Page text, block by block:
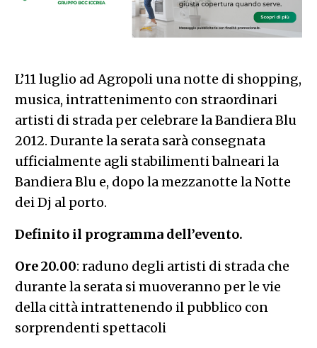
L’11 luglio ad Agropoli una notte di shopping,
musica, intrattenimento con straordinari
artisti di strada per celebrare la Bandiera Blu
2012. Durante la serata sarà consegnata
ufficialmente agli stabilimenti balneari la
Bandiera Blu e, dopo la mezzanotte la Notte
dei Dj al porto.
Definito il programma dell’evento.
Ore 20.00: raduno degli artisti di strada che
durante la serata si muoveranno per le vie
della città intrattenendo il pubblico con
sorprendenti spettacoli